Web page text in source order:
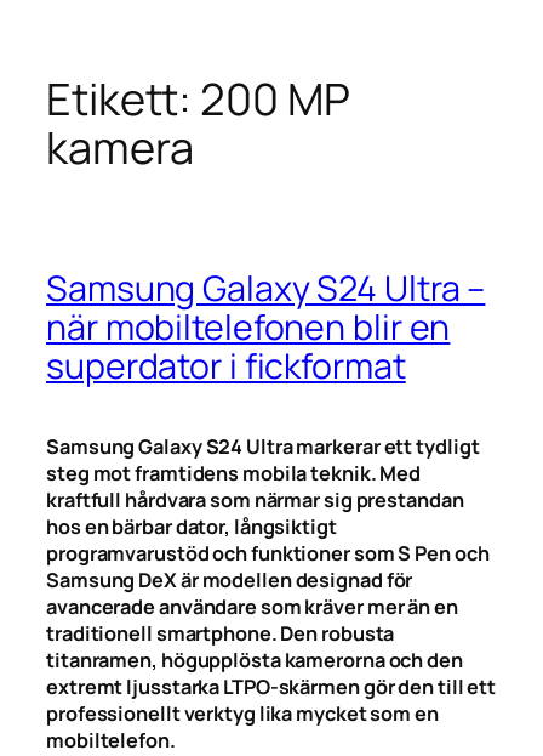
Etikett: 200 MP
kamera
Samsung Galaxy S24 Ultra –
när mobiltelefonen blir en
superdator i fickformat
Samsung Galaxy S24 Ultra markerar ett tydligt
steg mot framtidens mobila teknik. Med
kraftfull hårdvara som närmar sig prestandan
hos en bärbar dator, långsiktigt
programvarustöd och funktioner som S Pen och
Samsung DeX är modellen designad för
avancerade användare som kräver mer än en
traditionell smartphone. Den robusta
titanramen, högupplösta kamerorna och den
extremt ljusstarka LTPO-skärmen gör den till ett
professionellt verktyg lika mycket som en
mobiltelefon.